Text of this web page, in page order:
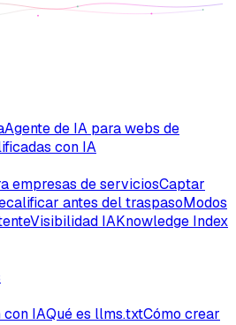
Agente de IA para webs de
con IA
empresas de serviciosCaptar
antes del traspasoModos
Visibilidad IAKnowledge Index
con IAQué es llms.txtCómo crear